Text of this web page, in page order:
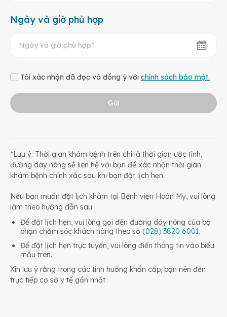
Ngày và giờ phù hợp
Tôi xác nhận đã đọc và đồng ý với chính sách bảo mật.
Gửi
*Lưu ý: Thời gian khám bệnh trên chỉ là thời gian ước tính,
đường dây nóng sẽ liên hệ với bạn để xác nhận thời gian
khám bệnh chính xác sau khi bạn đặt lịch hẹn.
Nếu bạn muốn đặt lịch khám tại Bệnh viện Hoàn Mỹ, vui lòng
làm theo hướng dẫn sau:
Để đặt lịch hẹn, vui lòng gọi đến đường dây nóng của bộ
phận chăm sóc khách hàng theo số (028) 3820 6001.
Để đặt lịch hẹn trực tuyến, vui lòng điền thông tin vào biểu
mẫu trên.
Xin lưu ý rằng trong các tình huống khẩn cấp, bạn nên đến
trực tiếp cơ sở y tế gần nhất.